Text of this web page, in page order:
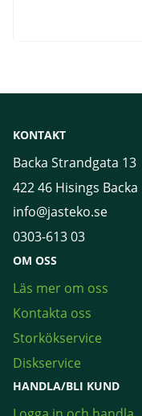
KONTAKT
Backa Strandgata 13
422 46 Hisings Backa
info@jasteko.se
0303-613 03
OM OSS
Läs mer om oss
Kontakta oss
Storkökservice
Diskservice
HANDLA/BLI KUND